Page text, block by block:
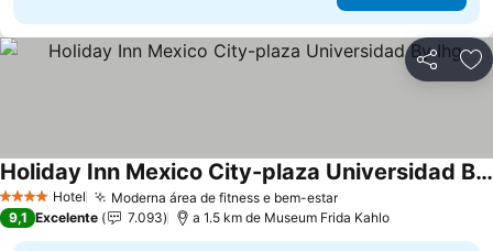
Partilhar
4 EstrelasHotel Moderna área de fitness e bem-estarVer preços
Holiday Inn Mexico City-plaza Universidad By Ihg
Ver preços
9,1 Excelente 7.093 a 1.5 km de Museum Frida Kahlo